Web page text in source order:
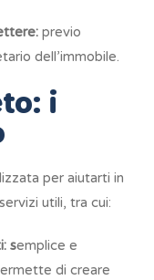
previo
dell’immobile.
i
per aiutarti in
utili, tra cui:
semplice e
di creare